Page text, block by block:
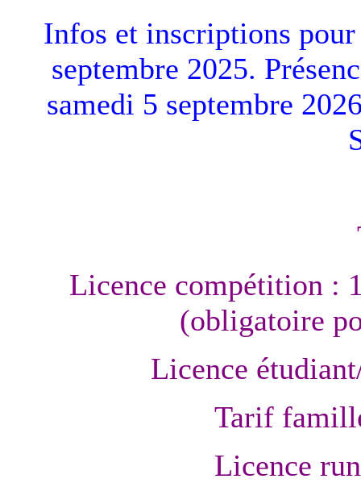
Infos et inscriptions
septembre 2025.
samedi 5 septembre
Licence compétition :
(obligatoire
Licence
Tarif
Licence